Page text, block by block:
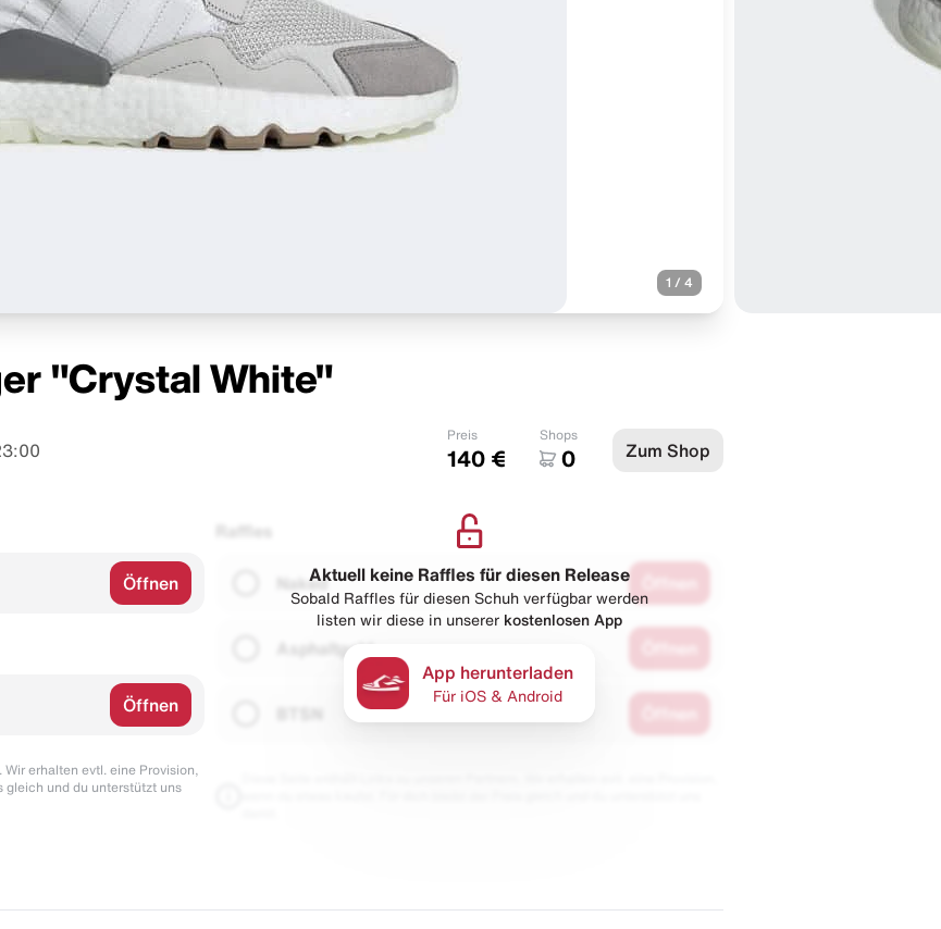
1 / 4
"Crystal White"
Preis
140 €
Shops
0 Zum Shop
Öffnen
Öffnen
erhalten evtl. eine Provision,
gleich und du unterstützt uns
Raffles
Naked
Asphaltgold
Aktuell keine Raffles für diesen Release
Sobald Raffles für diesen Schuh verfügbar werden
listen wir diese in unserer kostenlosen App
App herunterladen
Für iOS & Android